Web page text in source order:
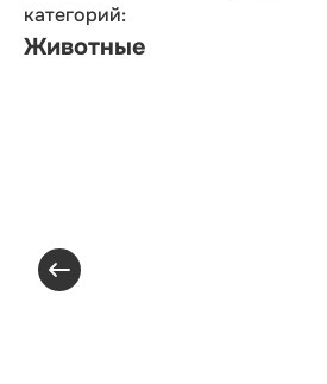
категорий:
Животные